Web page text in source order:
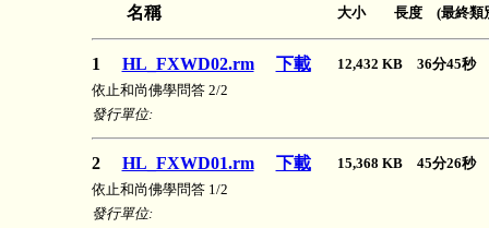
名稱 大小 長度 (最終類
1 HL_FXWD02.rm 下載
12,432 KB 36分45秒
依止和尚佛學問答 2/2
發行單位:
2 HL_FXWD01.rm 下載
15,368 KB 45分26秒
依止和尚佛學問答 1/2
發行單位: